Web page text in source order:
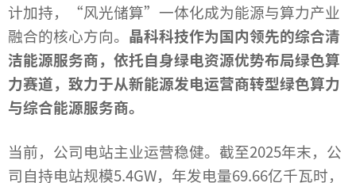
计加持，“风光储算”一体化成为能源与算力产业
融合的核心方向。 晶科科技作为国内领先的综合清
洁能源服务商，依托自身绿电资源优势布局绿色算
力赛道，致力于从新能源发电运营商转型绿色算力
与综合能源服务商。
当前，公司电站主业运营稳健。截至2025年末，公
司自持电站规模5.4GW，年发电量69.66亿千瓦时，